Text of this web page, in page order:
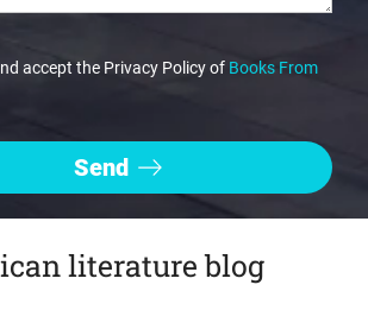
accept the Privacy Policy of Books From
literature blog